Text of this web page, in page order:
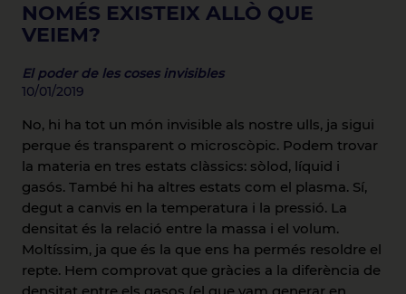
NOMÉS EXISTEIX ALLÒ QUE
VEIEM?
El poder de les coses invisibles
10/01/2019
No, hi ha tot un món invisible als nostre ulls, ja sigui
perque és transparent o microscòpic. Podem trovar
la materia en tres estats clàssics: sòlod, líquid i
gasós. També hi ha altres estats com el plasma. Sí,
degut a canvis en la temperatura i la pressió. La
densitat és la relació entre la massa i el volum.
Moltíssim, ja que és la que ens ha permés resoldre el
repte. Hem comprovat que gràcies a la diferència de